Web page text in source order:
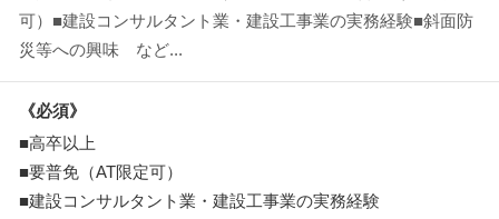
可）■建設コンサルタント業・建設工事業の実務経験■斜面防
災等への興味 など...
《必須》
■高卒以上
■要普免（AT限定可）
■建設コンサルタント業・建設工事業の実務経験